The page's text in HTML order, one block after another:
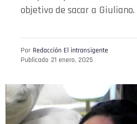
objetivo de sacar a Giuliano.
Por Redacción El intransigente
Publicado 21 enero, 2025